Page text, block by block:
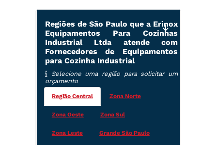
Regiões de São Paulo que a Erinox
Equipamentos Para Cozinhas
Industrial Ltda atende com
Fornecedores de Equipamentos
para Cozinha Industrial
Selecione uma região para solicitar um
orçamento
Região Central Zona Norte
Zona Oeste Zona Sul
Zona Leste Grande São Paulo